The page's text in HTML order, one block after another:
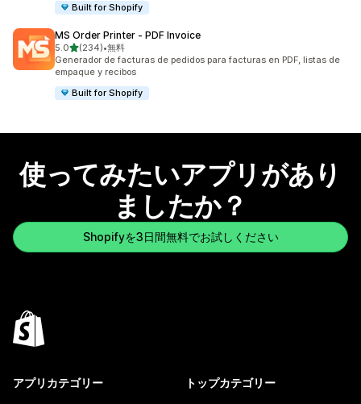
Built for Shopify
MS Order Printer ‑ PDF Invoice
5.05つ星中
(234)
合計レビュー数：234件
•無料
Generador de facturas de pedidos para facturas en PDF, listas de
empaque y recibos
Built for Shopify
使ってみたいアプリがあり
ましたか？
Shopifyを3日間無料でお試しください
アプリカテゴリー トップカテゴリー